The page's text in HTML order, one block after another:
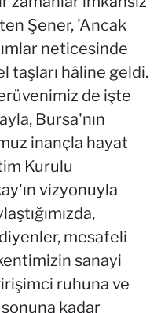
Şener, 'Ancak
neticesinde
taşları hâline geldi.
de işte
Bursa'nın
inançla hayat
Kurulu
vizyonuyla
mesafeli
sanayi
ruhuna ve
sonuna kadar